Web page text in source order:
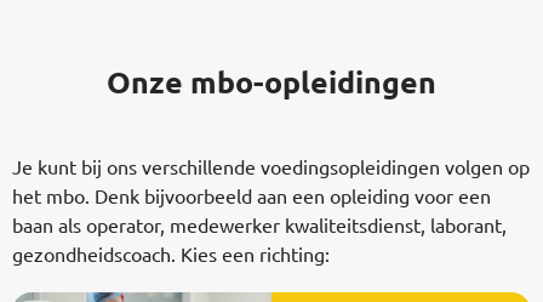
Onze mbo-opleidingen
Je kunt bij ons verschillende voedingsopleidingen volgen op
het mbo. Denk bijvoorbeeld aan een opleiding voor een
baan als operator, medewerker kwaliteitsdienst, laborant,
gezondheidscoach. Kies een richting: